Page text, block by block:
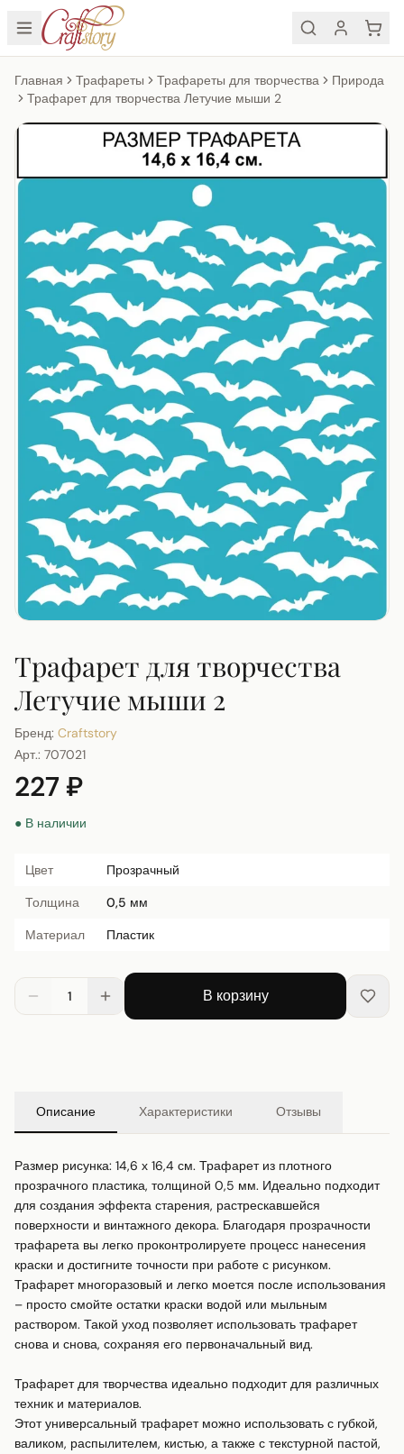
Главная Трафареты Трафареты для творчества
Природа
Трафарет для творчества Летучие мыши 2
Трафарет для творчества
Летучие мыши 2
Бренд: Craftstory
Арт.: 707021
227 ₽
● В наличии
Цвет
Прозрачный
Толщина
0,5 мм
Материал
Пластик
1 В корзину
Описание Характеристики Отзывы
Размер рисунка: 14,6 х 16,4 см. Трафарет из плотного
прозрачного пластика, толщиной 0,5 мм. Идеально подходит
для создания эффекта старения, растрескавшейся
поверхности и винтажного декора. Благодаря прозрачности
трафарета вы легко проконтролируете процесс нанесения
краски и достигните точности при работе с рисунком.
Трафарет многоразовый и легко моется после использования
– просто смойте остатки краски водой или мыльным
раствором. Такой уход позволяет использовать трафарет
снова и снова, сохраняя его первоначальный вид.
Трафарет для творчества идеально подходит для различных
техник и материалов.
Этот универсальный трафарет можно использовать с губкой,
валиком, распылителем, кистью, а также с текстурной пастой,